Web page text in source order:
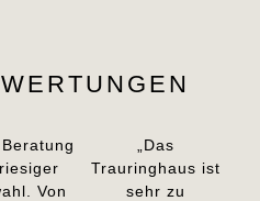
Beratung
Von
„Das
Trauringhaus ist
sehr zu